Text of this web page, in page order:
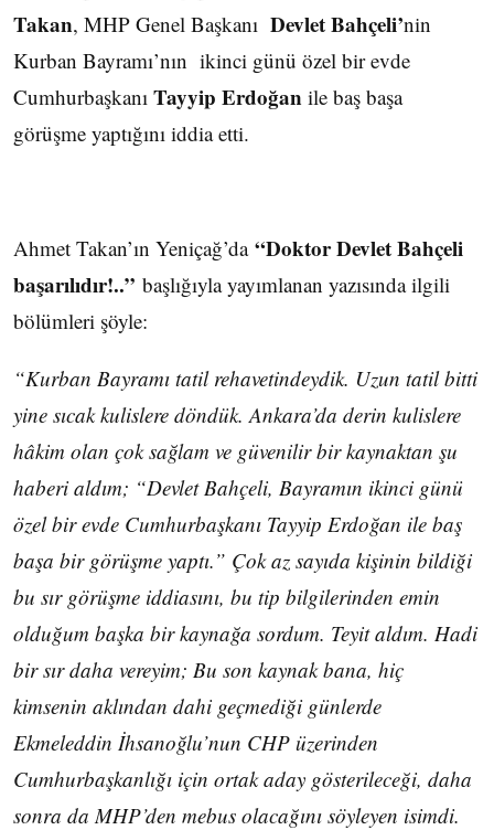
Takan, MHP Genel Başkanı Devlet Bahçeli’nin
Kurban Bayramı’nın ikinci günü özel bir evde
Cumhurbaşkanı Tayyip Erdoğan ile baş başa
görüşme yaptığını iddia etti.
Ahmet Takan’ın Yeniçağ’da “Doktor Devlet Bahçeli
başarılıdır!..” başlığıyla yayımlanan yazısında ilgili
bölümleri şöyle:
“Kurban Bayramı tatil rehavetindeydik. Uzun tatil bitti
yine sıcak kulislere döndük. Ankara’da derin kulislere
hâkim olan çok sağlam ve güvenilir bir kaynaktan şu
haberi aldım; “Devlet Bahçeli, Bayramın ikinci günü
özel bir evde Cumhurbaşkanı Tayyip Erdoğan ile baş
başa bir görüşme yaptı.” Çok az sayıda kişinin bildiği
bu sır görüşme iddiasını, bu tip bilgilerinden emin
olduğum başka bir kaynağa sordum. Teyit aldım. Hadi
bir sır daha vereyim; Bu son kaynak bana, hiç
kimsenin aklından dahi geçmediği günlerde
Ekmeleddin İhsanoğlu’nun CHP üzerinden
Cumhurbaşkanlığı için ortak aday gösterileceği, daha
sonra da MHP’den mebus olacağını söyleyen isimdi.